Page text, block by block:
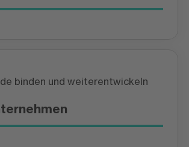
binden und weiterentwickeln